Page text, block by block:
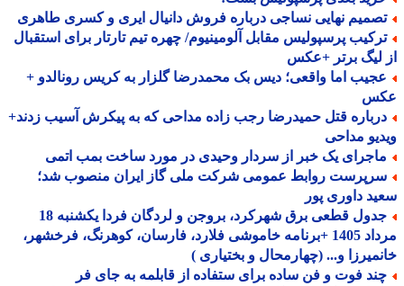
نهایی نساجی درباره فروش دانیال ایری و کسری طاهری
پرسپولیس مقابل آلومینیوم/ چهره تیم تارتار برای استقبال
لیگ برتر +عکس
اما واقعی؛ دیس بک محمدرضا گلزار به کریس رونالدو +
قتل حمیدرضا رجب زاده مداحی که به پیکرش آسیب زدند+
مداحی
یک خبر از سردار وحیدی در مورد ساخت بمب اتمی
روابط عمومی شرکت ملی گاز ایران منصوب شد؛
داوری پور
جدول قطعی برق شهرکرد، بروجن و لردگان فردا یکشنبه 18
مرداد 1405 +برنامه خاموشی فلارد، فارسان، کوهرنگ، فرخشهر،
و... (چهارمحال و بختیاری )
فوت و فن ساده برای ستفاده از قابلمه به جای فر